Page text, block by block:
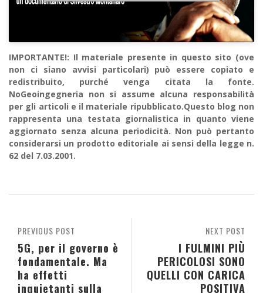
IMPORTANTE!: Il materiale presente in questo sito (ove
non ci siano avvisi particolari) può essere copiato e
redistribuito, purché venga citata la fonte.
NoGeoingegneria non si assume alcuna responsabilità
per gli articoli e il materiale ripubblicato.Questo blog non
rappresenta una testata giornalistica in quanto viene
aggiornato senza alcuna periodicità. Non può pertanto
considerarsi un prodotto editoriale ai sensi della legge n.
62 del 7.03.2001.
NEXT POST
I FULMINI PIÙ
PERICOLOSI SONO
QUELLI CON CARICA
POSITIVA
PREVIOUS POST
5G, per il governo è
fondamentale. Ma
ha effetti
inquietanti sulla